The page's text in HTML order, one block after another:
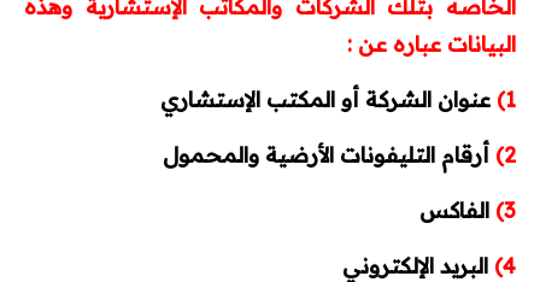
ميكانيكا
الخاصه بتلك الشركات والمكاتب الإستشارية وهذه
البيانات عباره عن :
1) عنوان الشركة أو المكتب الإستشاري
2) أرقام التليفونات الأرضية والمحمول
3) الفاكس
4) البريد الإلكتروني